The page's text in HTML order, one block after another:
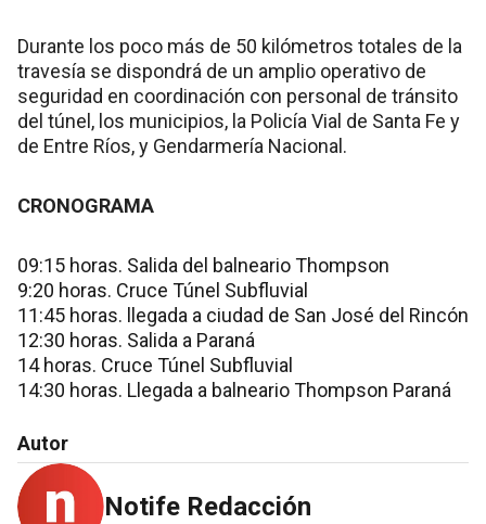
Durante los poco más de 50 kilómetros totales de la
travesía se dispondrá de un amplio operativo de
seguridad en coordinación con personal de tránsito
del túnel, los municipios, la Policía Vial de Santa Fe y
de Entre Ríos, y Gendarmería Nacional.
CRONOGRAMA
09:15 horas. Salida del balneario Thompson
9:20 horas. Cruce Túnel Subfluvial
11:45 horas. llegada a ciudad de San José del Rincón
12:30 horas. Salida a Paraná
14 horas. Cruce Túnel Subfluvial
14:30 horas. Llegada a balneario Thompson Paraná
Autor
Notife Redacción